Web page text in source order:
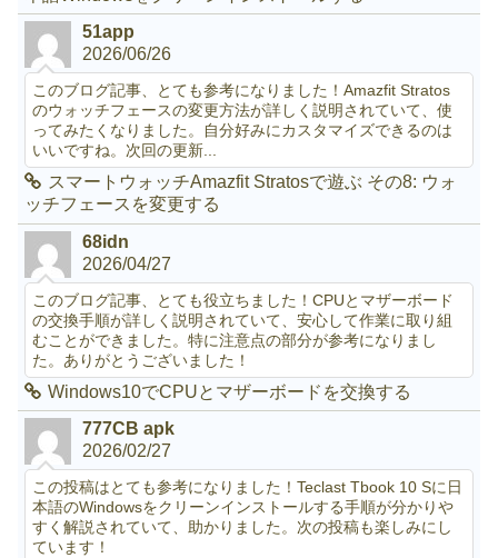
51app
2026/06/26
このブログ記事、とても参考になりました！Amazfit Stratos
のウォッチフェースの変更方法が詳しく説明されていて、使
ってみたくなりました。自分好みにカスタマイズできるのは
いいですね。次回の更新...
スマートウォッチAmazfit Stratosで遊ぶ その8: ウォ
ッチフェースを変更する
68idn
2026/04/27
このブログ記事、とても役立ちました！CPUとマザーボード
の交換手順が詳しく説明されていて、安心して作業に取り組
むことができました。特に注意点の部分が参考になりまし
た。ありがとうございました！
Windows10でCPUとマザーボードを交換する
777CB apk
2026/02/27
この投稿はとても参考になりました！Teclast Tbook 10 Sに日
本語のWindowsをクリーンインストールする手順が分かりや
すく解説されていて、助かりました。次の投稿も楽しみにし
ています！